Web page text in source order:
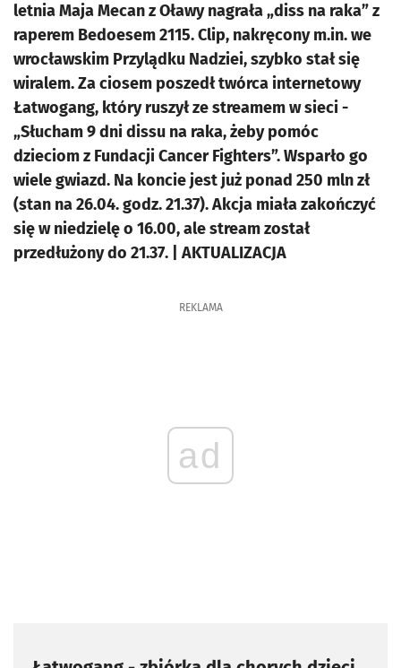
letnia Maja Mecan z Oławy nagrała „diss na raka” z
raperem Bedoesem 2115. Clip, nakręcony m.in. we
wrocławskim Przylądku Nadziei, szybko stał się
wiralem. Za ciosem poszedł twórca internetowy
Łatwogang, który ruszył ze streamem w sieci -
„Słucham 9 dni dissu na raka, żeby pomóc
dzieciom z Fundacji Cancer Fighters”. Wsparło go
wiele gwiazd. Na koncie jest już ponad 250 mln zł
(stan na 26.04. godz. 21.37). Akcja miała zakończyć
się w niedzielę o 16.00, ale stream został
przedłużony do 21.37. | AKTUALIZACJA
REKLAMA
ad